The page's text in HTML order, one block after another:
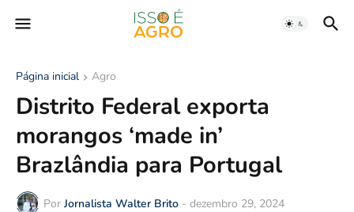
Página inicial Agro
Distrito Federal exporta
morangos ‘made in’
Brazlândia para Portugal
Por Jornalista Walter Brito - dezembro 29, 2024